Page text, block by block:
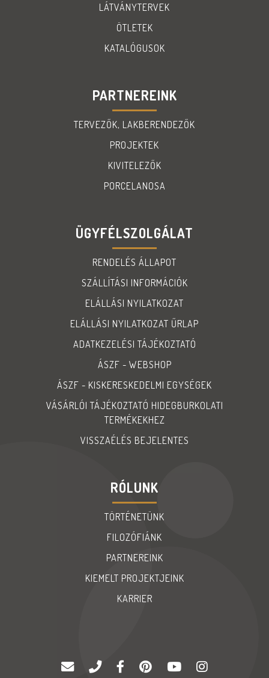
LÁTVÁNYTERVEK
ÖTLETEK
KATALÓGUSOK
PARTNEREINK
TERVEZŐK, LAKBERENDEZŐK
PROJEKTEK
KIVITELEZŐK
PORCELANOSA
ÜGYFÉLSZOLGÁLAT
RENDELÉS ÁLLAPOT
SZÁLLÍTÁSI INFORMÁCIÓK
ELÁLLÁSI NYILATKOZAT
ELÁLLÁSI NYILATKOZAT ŰRLAP
ADATKEZELÉSI TÁJÉKOZTATÓ
ÁSZF - WEBSHOP
ÁSZF - KISKERESKEDELMI EGYSÉGEK
VÁSÁRLÓI TÁJÉKOZTATÓ HIDEGBURKOLATI
TERMÉKEKHEZ
VISSZAÉLÉS BEJELENTES
RÓLUNK
TÖRTÉNETÜNK
FILOZÓFIÁNK
PARTNEREINK
KIEMELT PROJEKTJEINK
KARRIER